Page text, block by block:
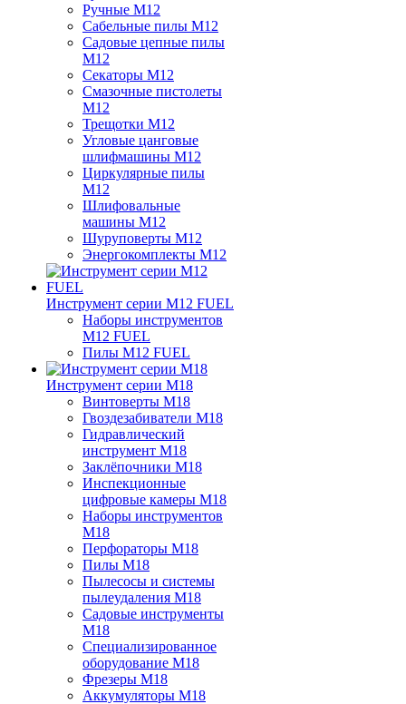
Ручные M12
Сабельные пилы M12
Садовые цепные пилы
M12
Секаторы M12
Смазочные пистолеты
M12
Трещотки M12
Угловые цанговые
шлифмашины M12
Циркулярные пилы
M12
Шлифовальные
машины M12
Шуруповерты M12
Энергокомплекты M12
Инструмент серии M12 FUEL
Наборы инструментов
M12 FUEL
Пилы M12 FUEL
Инструмент серии M18
Винтоверты M18
Гвоздезабиватели M18
Гидравлический
инструмент M18
Заклёпочники M18
Инспекционные
цифровые камеры M18
Наборы инструментов
M18
Перфораторы M18
Пилы M18
Пылесосы и системы
пылеудаления M18
Садовые инструменты
M18
Специализированное
оборудование M18
Фрезеры M18
Аккумуляторы M18